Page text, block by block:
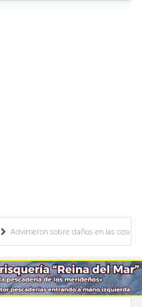
sobre daños en las cosechas de